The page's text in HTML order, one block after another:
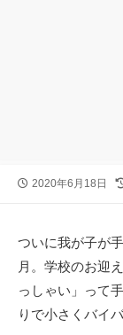
公
2020年6月18日
ついに我が子が
月。学校のお迎
っしゃい」って
りで小さくバイ